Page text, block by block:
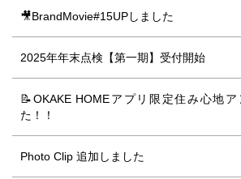
🎥BrandMovie#15UPしました
2025年年末点検【第一期】受付開始
📝OKAKE HOMEアプリ限定住み心地
た！！
Photo Clip 追加しました